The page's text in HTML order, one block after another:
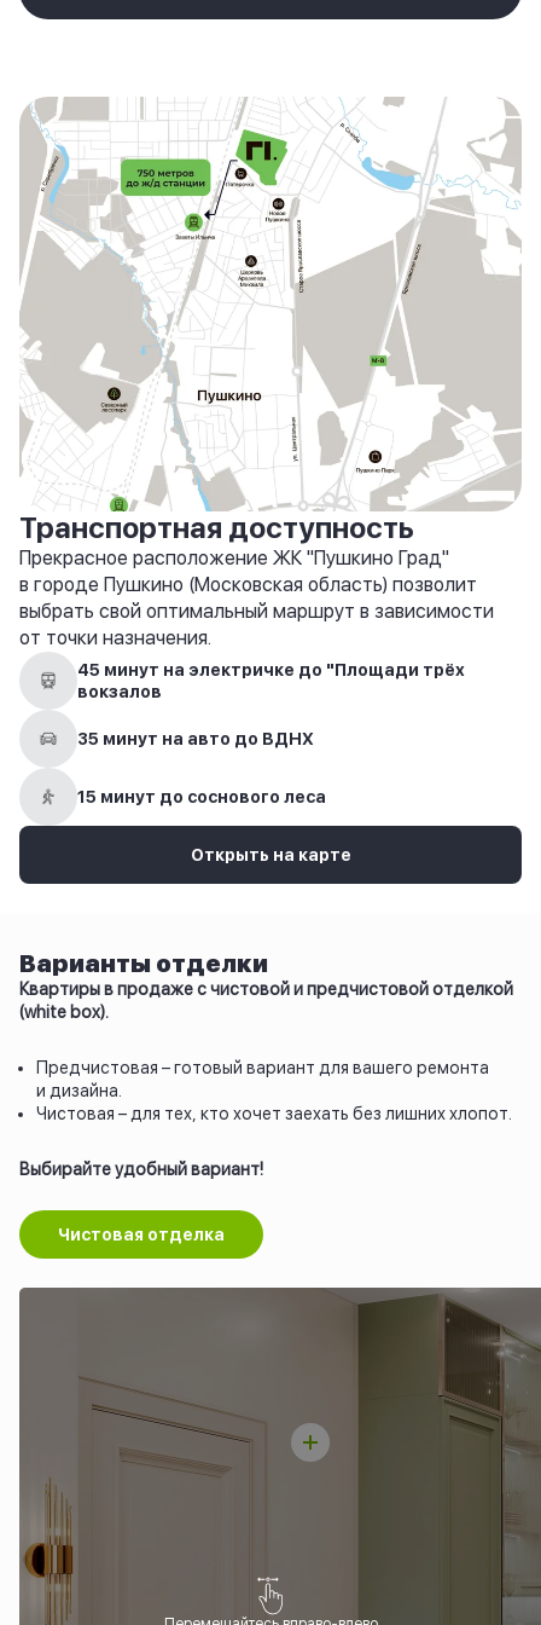
Транспортная доступность
Прекрасное расположение ЖК "Пушкино Град"
в городе Пушкино (Московская область) позволит
выбрать свой оптимальный маршрут в зависимости
от точки назначения.
45 минут на электричке до "Площади трёх
вокзалов
35 минут на авто до ВДНХ
15 минут до соснового леса
Открыть на карте
Варианты отделки
Квартиры в продаже с чистовой и предчистовой отделкой
(white box).
Предчистовая – готовый вариант для вашего ремонта
и дизайна.
Чистовая – для тех, кто хочет заехать без лишних хлопот.
Выбирайте удобный вариант!
Чистовая отделка